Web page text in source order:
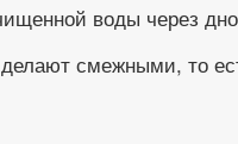
воды через
смежными, то